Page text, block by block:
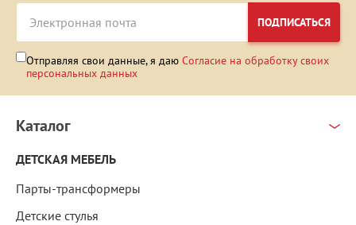
ПОДПИСАТЬСЯ
Отправляя свои данные, я даю Согласие на обработку своих
персональных данных
Каталог
ДЕТСКАЯ МЕБЕЛЬ
Парты-трансформеры
Детские стулья